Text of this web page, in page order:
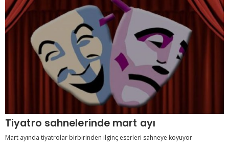
Tiyatro sahnelerinde mart ayı
Mart ayında tiyatrolar birbirinden ilginç eserleri sahneye koyuyor